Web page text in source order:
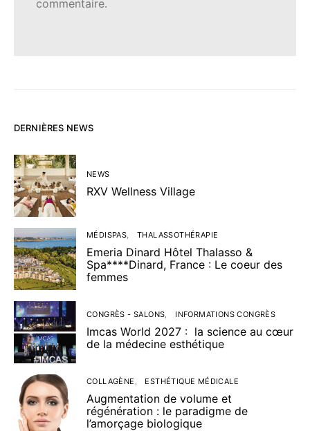
commentaire.
DERNIÈRES NEWS
NEWS
RXV Wellness Village
MÉDISPAS THALASSOTHÉRAPIE
Emeria Dinard Hôtel Thalasso &
Spa****Dinard, France : Le coeur des
femmes
CONGRÈS - SALONS INFORMATIONS CONGRÈS
Imcas World 2027 : la science au cœur
de la médecine esthétique
COLLAGÈNE ESTHÉTIQUE MÉDICALE
Augmentation de volume et
régénération : le paradigme de
l’amorçage biologique